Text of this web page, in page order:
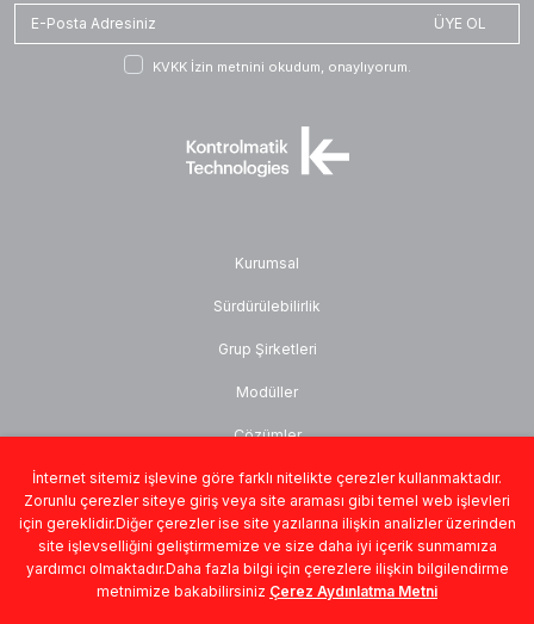
ÜYE OL
KVKK İzin metnini okudum, onaylıyorum.
Kurumsal
Sürdürülebilirlik
Grup Şirketleri
Modüller
Çözümler
Medya Odası
İletişim
İnternet sitemiz işlevine göre farklı nitelikte çerezler kullanmaktadır.
Zorunlu çerezler siteye giriş veya site araması gibi temel web işlevleri
için gereklidir.Diğer çerezler ise site yazılarına ilişkin analizler üzerinden
site işlevselliğini geliştirmemize ve size daha iyi içerik sunmamıza
yardımcı olmaktadır.Daha fazla bilgi için çerezlere ilişkin bilgilendirme
metnimize bakabilirsiniz Çerez Aydınlatma Metni